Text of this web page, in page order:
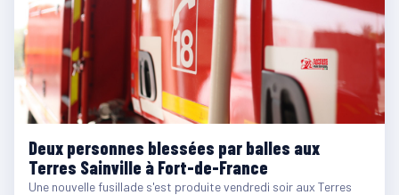
Deux personnes blessées par balles aux
Terres Sainville à Fort-de-France
Une nouvelle fusillade s'est produite vendredi soir aux Terres